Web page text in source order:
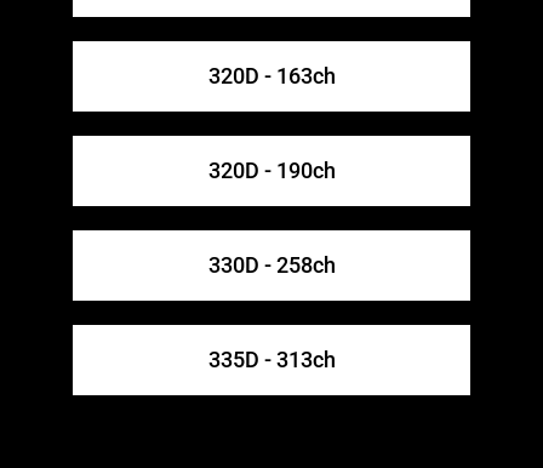
320D - 163ch
320D - 190ch
330D - 258ch
335D - 313ch